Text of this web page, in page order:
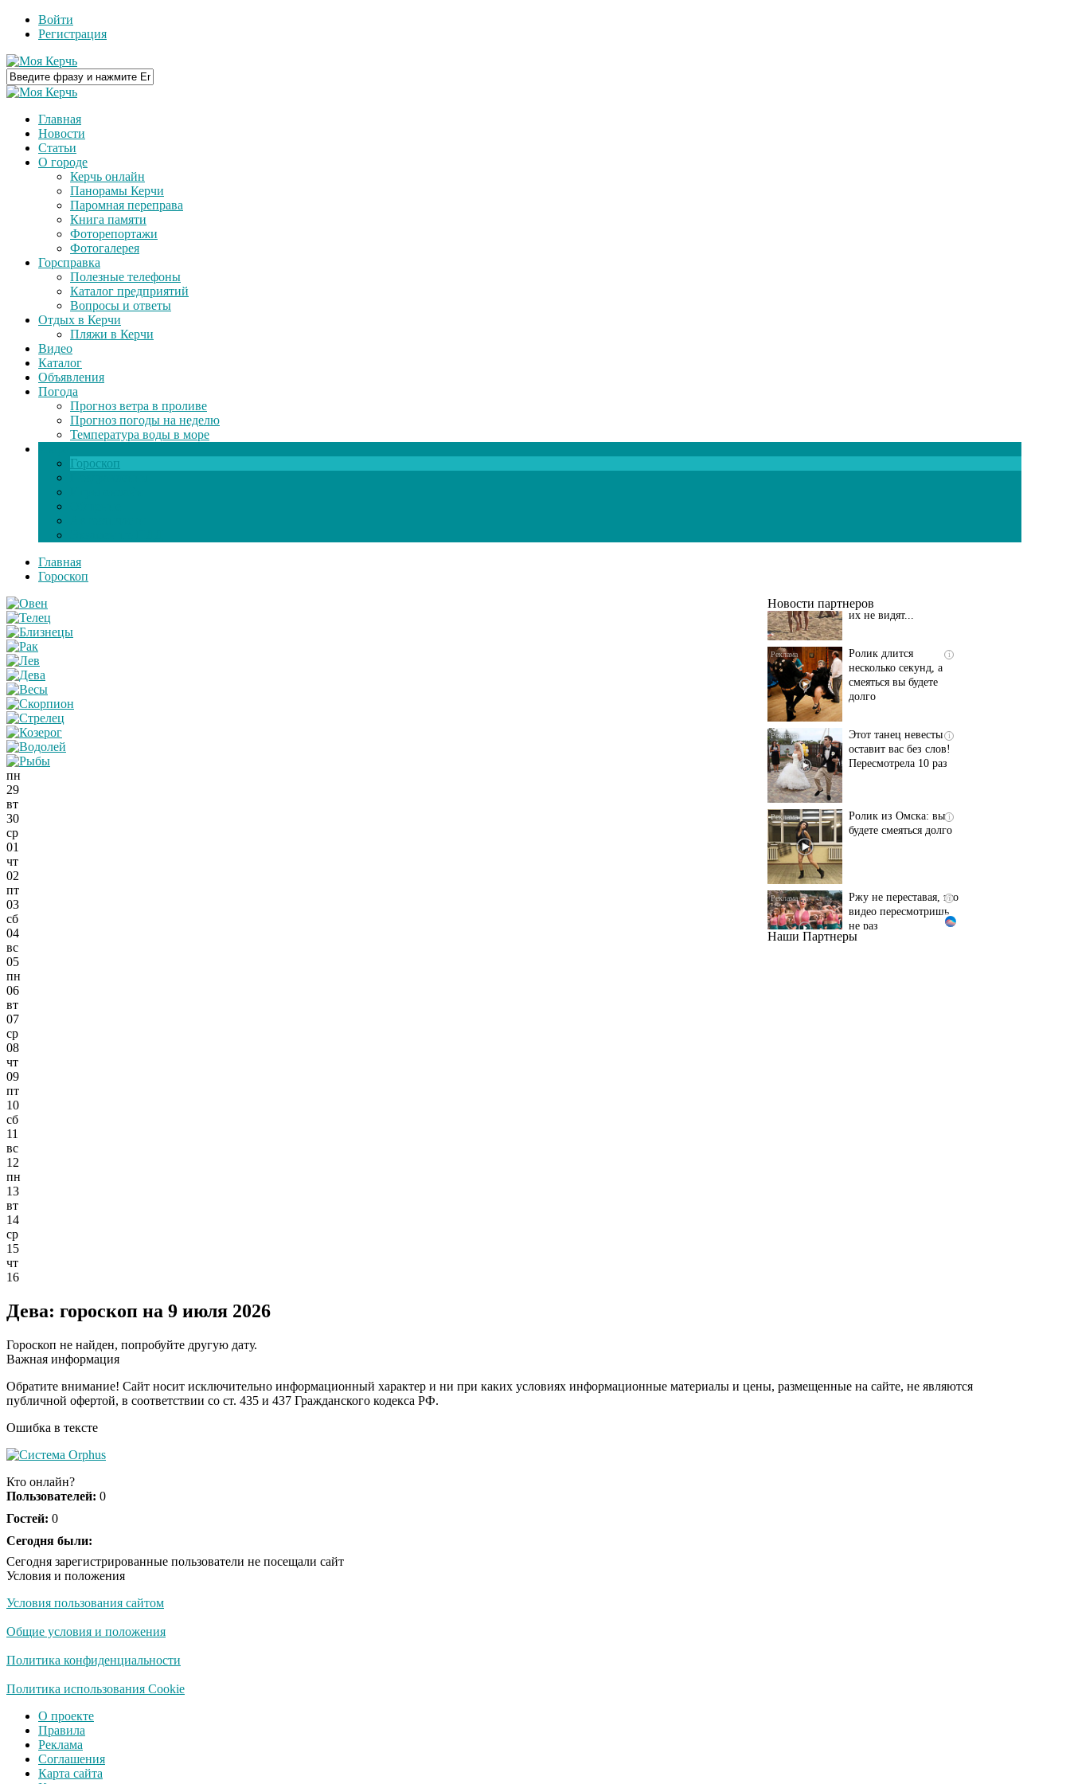
Войти
Регистрация
Главная
Новости
Статьи
О городе
Керчь онлайн
Панорамы Керчи
Паромная переправа
Книга памяти
Фоторепортажи
Фотогалерея
Горсправка
Полезные телефоны
Каталог предприятий
Вопросы и ответы
Отдых в Керчи
Пляжи в Керчи
Видео
Каталог
Объявления
Погода
Прогноз ветра в проливе
Прогноз погоды на неделю
Температура воды в море
Гороскоп
Главная
Гороскоп
пн
29
вт
30
ср
01
чт
02
пт
03
сб
04
вс
05
пн
06
вт
07
ср
08
чт
09
пт
10
сб
11
вс
12
пн
13
вт
14
ср
15
чт
16
Дева: гороскоп на 9 июля 2026
Гороскоп не найден, попробуйте другую дату.
Новости партнеров
Ролик длится
смеяться вы будете
долго
Этот танец невесты
Пересмотрела 10 раз
не раз
Ролик длится пару
Наши Партнеры
Важная информация
Обратите внимание! Сайт носит исключительно информационный характер и ни при каких условиях информационные материалы и цены, размещенные на сайте, не являются
публичной офертой, в соответствии со ст. 435 и 437 Гражданского кодекса РФ.
Ошибка в тексте
Кто онлайн?
Пользователей: 0
Гостей: 0
Сегодня были:
Сегодня зарегистрированные пользователи не посещали сайт
Условия и положения
Условия пользования сайтом
Общие условия и положения
Политика конфиденциальности
Политика использования Cookie
О проекте
Правила
Реклама
Соглашения
Карта сайта